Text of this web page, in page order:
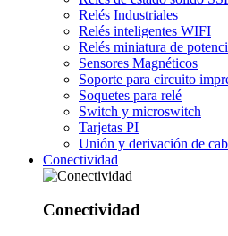
Relés Industriales
Relés inteligentes WIFI
Relés miniatura de
Sensores Magnéticos
Soporte para circuito
Soquetes para relé
Switch y microswitch
Tarjetas PI
Unión y derivación de
Conectividad
Conectividad